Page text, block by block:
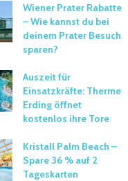
Wiener Prater Rabatte
– Wie kannst du bei
deinem Prater Besuch
sparen?
Auszeit für
Einsatzkräfte: Therme
Erding öffnet
kostenlos ihre Tore
Kristall Palm Beach –
Spare 36 % auf 2
Tageskarten